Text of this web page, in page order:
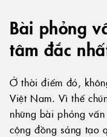
Bài phỏng
tâm đắc
Ở thời điểm đó,
Việt Nam. Vì thế
những bài phỏng
cộng đồng sáng tạo